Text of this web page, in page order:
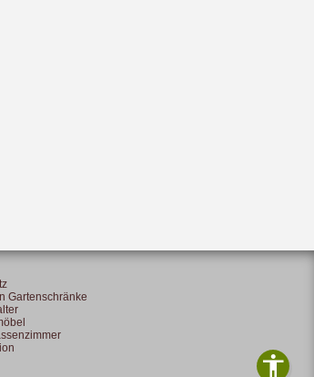
Gartenschränke